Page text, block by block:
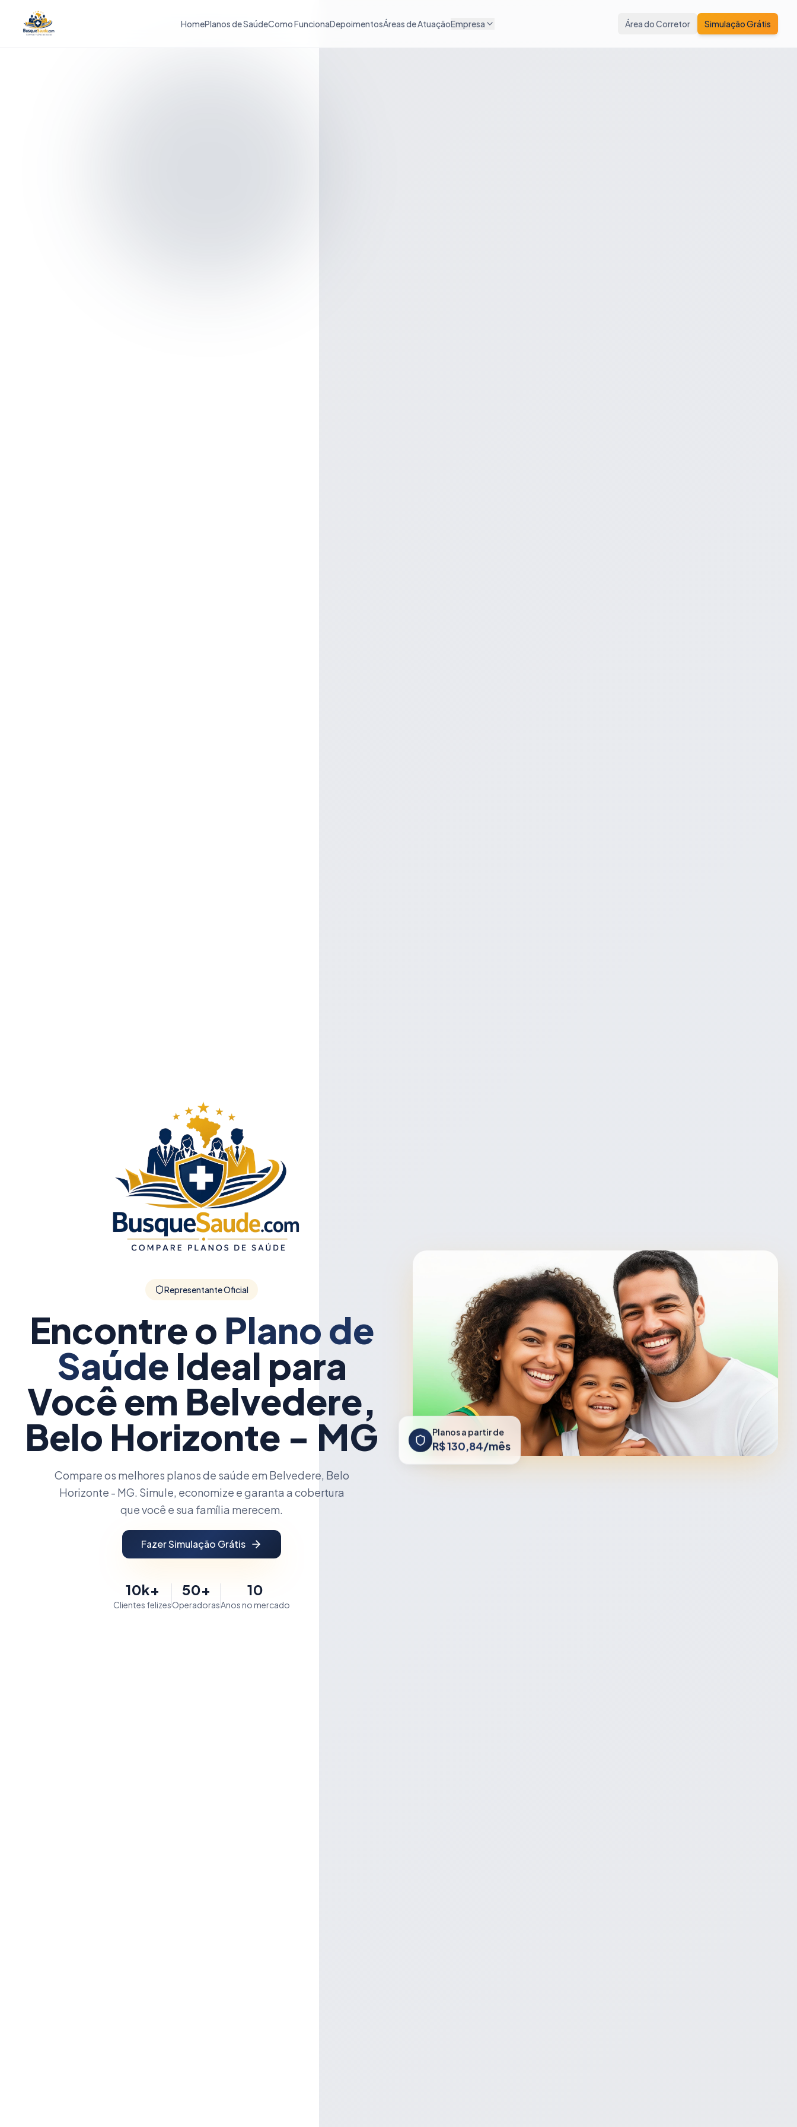
HomePlanos de SaúdeComo FuncionaDepoimentosÁreas de AtuaçãoEmpresa Área do Corretor Simulação Grátis
Representante Oficial
Encontre o Plano de
Saúde Ideal para
Vocêem Belvedere,
Belo Horizonte - MG
Compare os melhores planos de saúde em Belvedere, Belo
Horizonte - MG. Simule, economize e garanta a cobertura
que você e sua família merecem.
Fazer Simulação Grátis
10k+
Clientes felizes
50+
Operadoras
10
Anos no mercado
Planos a partir de
R$ 130,84/mês